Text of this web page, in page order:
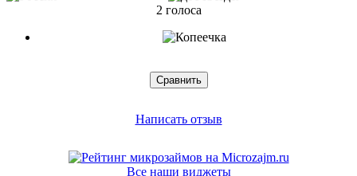
2 голоса
Написать отзыв
Все наши виджеты